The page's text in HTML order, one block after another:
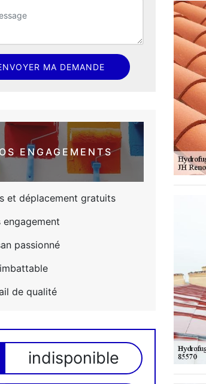
ENGAGEMENTS
et déplacement gratuits
engagement
passionné
de qualité
indisponible